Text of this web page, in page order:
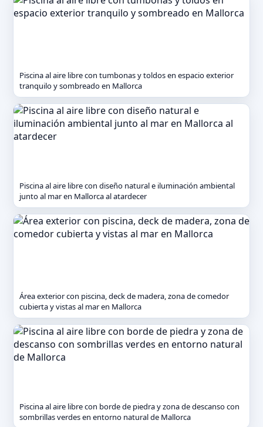
Piscina al aire libre con tumbonas y toldos en espacio exterior
tranquilo y sombreado en Mallorca
Piscina al aire libre con diseño natural e iluminación ambiental
junto al mar en Mallorca al atardecer
Área exterior con piscina, deck de madera, zona de comedor
cubierta y vistas al mar en Mallorca
Piscina al aire libre con borde de piedra y zona de descanso con
sombrillas verdes en entorno natural de Mallorca